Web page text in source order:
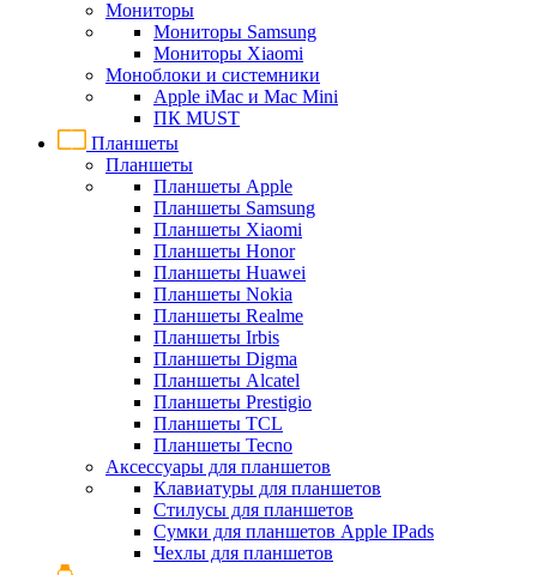
Мониторы
Мониторы Samsung
Мониторы Xiaomi
Моноблоки и системники
Apple iMac и Mac Mini
ПК MUST
Планшеты
Планшеты
Планшеты Apple
Планшеты Samsung
Планшеты Xiaomi
Планшеты Honor
Планшеты Huawei
Планшеты Nokia
Планшеты Realme
Планшеты Irbis
Планшеты Digma
Планшеты Alcatel
Планшеты Prestigio
Планшеты TCL
Планшеты Tecno
Аксессуары для планшетов
Клавиатуры для планшетов
Стилусы для планшетов
Сумки для планшетов Apple IPads
Чехлы для планшетов